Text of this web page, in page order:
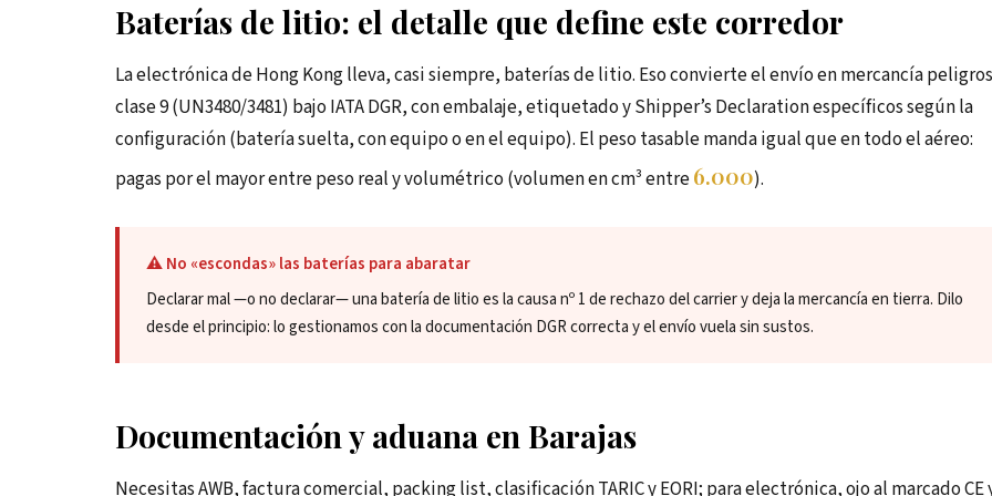
Baterías de litio: el detalle que define este corredor
La electrónica de Hong Kong lleva, casi siempre, baterías de litio. Eso convierte el envío en mercancía
clase 9 (UN3480/3481) bajo IATA DGR, con embalaje, etiquetado y Shipper’s Declaration específicos según la
configuración (batería suelta, con equipo o en el equipo). El peso tasable manda igual que en todo el aéreo:
pagas por el mayor entre peso real y volumétrico (volumen en cm³ entre6.000).
⚠️ No «escondas» las baterías para abaratar
Declarar mal —o no declarar— una batería de litio es la causa nº 1 de rechazo del carrier y deja la mercancía en tierra. Dilo
desde el principio: lo gestionamos con la documentación DGR correcta y el envío vuela sin sustos.
Documentación y aduana en Barajas
Necesitas AWB, factura comercial, packing list, clasificación TARIC y EORI; para electrónica, ojo al marcado CE